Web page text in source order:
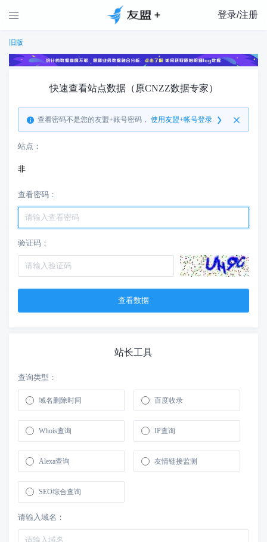
 登录/注册
旧版
快速查看站点数据（原CNZZ数据专家）
查看密码不是您的友盟+账号密码， 使用友盟+帐号登录
站点：
非
查看密码：
验证码：
站长工具
查询类型：
域名删除时间 百度收录
Whois查询 IP查询
Alexa查询 友情链接监测
SEO综合查询
请输入域名：